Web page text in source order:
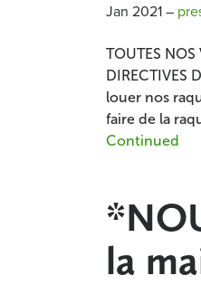
Jan 2021–
TOUTES NOS
DIRECTIVES
louer nos
faire de la
Continued
la